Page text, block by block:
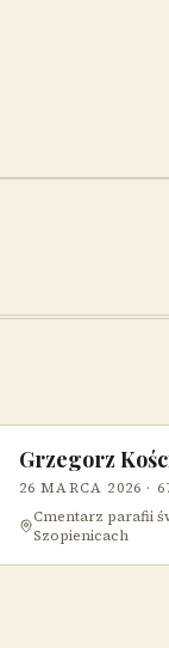
Grzegorz
26 MARCA 2026 ·
Cmentarz parafii
Szopienicach